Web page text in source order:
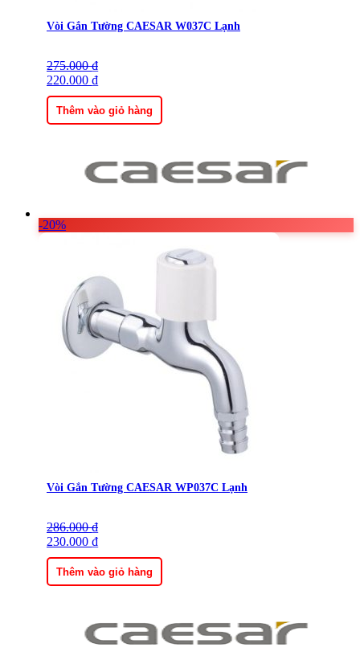
Vòi Gắn Tường CAESAR W037C Lạnh
275.000₫
Giá
gốc
là:
275.000 ₫.
220.000 ₫
Giá
hiện
tại
là:
220.000 ₫.
Thêm vào giỏ hàng
-20%
Vòi Gắn Tường CAESAR WP037C Lạnh
286.000₫
Giá
gốc
là:
286.000 ₫.
230.000 ₫
Giá
hiện
tại
là:
230.000 ₫.
Thêm vào giỏ hàng